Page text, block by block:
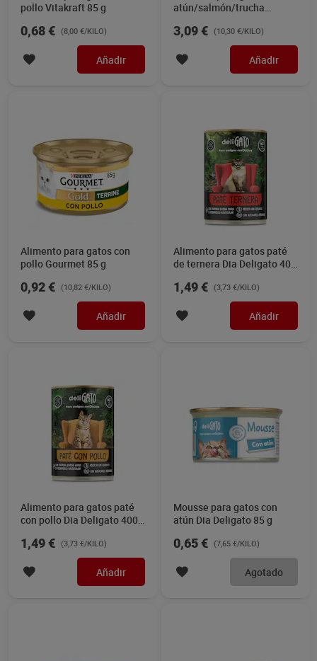
pollo Vitakraft 85 g
0,68 € (8,00 €/KILO)
Añadir
atún/salmón/trucha
3,09 € (10,30 €/KILO)
Añadir
Alimento para gatos con
pollo Gourmet 85 g
0,92 € (10,82 €/KILO)
Añadir
Alimento para gatos paté
de ternera Dia Deligato 400
1,49 € (3,73 €/KILO)
Añadir
Alimento para gatos paté
con pollo Dia Deligato 400
1,49 € (3,73 €/KILO)
Añadir
Mousse para gatos con
atún Dia Deligato 85 g
0,65 € (7,65 €/KILO)
Agotado